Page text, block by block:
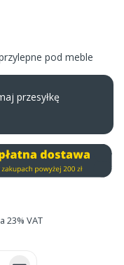
pod meble
przesyłkę
23% VAT